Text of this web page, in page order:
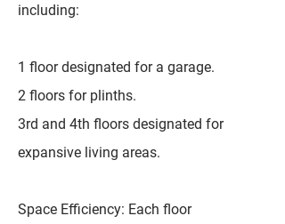
including:
1 floor designated for a garage.
2 floors for plinths.
3rd and 4th floors designated for
expansive living areas.
Space Efficiency: Each floor